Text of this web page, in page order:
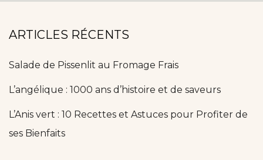
ARTICLES RÉCENTS
Salade de Pissenlit au Fromage Frais
L’angélique : 1000 ans d’histoire et de saveurs
L’Anis vert : 10 Recettes et Astuces pour Profiter de
ses Bienfaits